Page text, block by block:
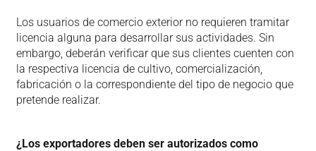
Los usuarios de comercio exterior no requieren tramitar
licencia alguna para desarrollar sus actividades. Sin
embargo, deberán verificar que sus clientes cuenten con
la respectiva licencia de cultivo, comercialización,
fabricación o la correspondiente del tipo de negocio que
pretende realizar.
¿Los exportadores deben ser autorizados como